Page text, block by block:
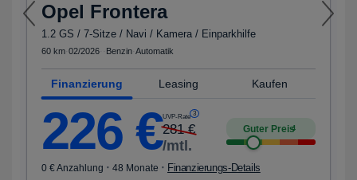
Opel Frontera
1.2 GS / 7-Sitze / Navi / Kamera / Einparkhilfe
60 km 02/2026 Benzin Automatik
Finanzierung Leasing Kaufen
226 €UVP-Rate 3
281€
/mtl.
Guter Preis4
0 € Anzahlung · 48 Monate · Finanzierungs-Details